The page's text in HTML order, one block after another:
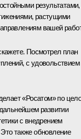
результатами,
растущими
вашей
Посмотрел план
с удовольствием
«Росатом» по
развитии
с внедрением
также обновление